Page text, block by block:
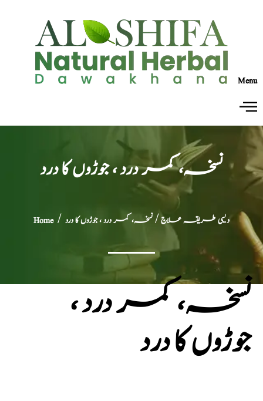
Menu
نسخہ، کمر درد ، جوڑوں کا درد
Home/ دیسی طریقہ علاج/ نسخہ، کمر درد ، جوڑوں کا درد
نسخہ، کمر درد ،
جوڑوں کا درد